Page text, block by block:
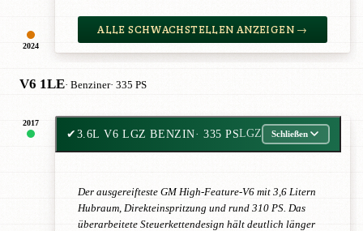
2024
ALLE SCHWACHSTELLEN ANZEIGEN →
V6 1LE· Benziner· 335 PS
2017
✔3.6L V6 LGZ BENZIN· 335 PSLGZ Schließen
Der ausgereifteste GM High-Feature-V6 mit 3,6 Litern
Hubraum, Direkteinspritzung und rund 310 PS. Das
überarbeitete Steuerkettendesign hält deutlich länger